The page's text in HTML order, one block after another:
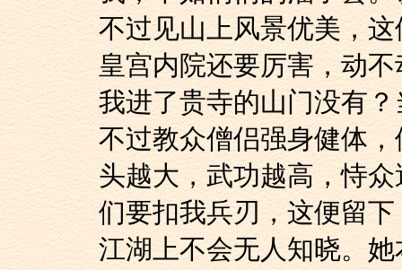
不过见山上风景优美，
皇宫内院还要厉害，动
我进了贵寺的山门没有
不过教众僧侣强身健体
头越大，武功越高，恃
们要扣我兵刃，这便留
江湖上不会无人知晓。